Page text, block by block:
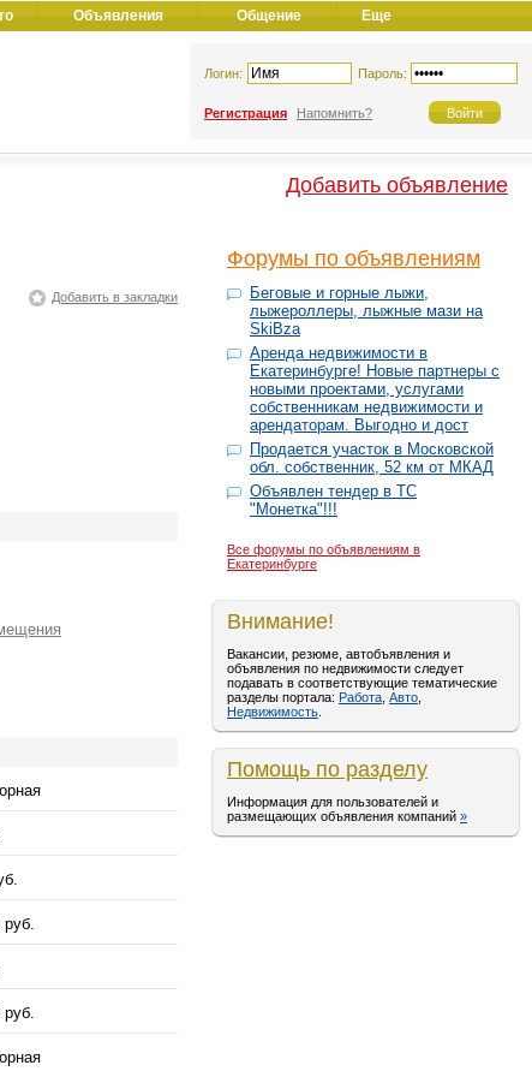
Объявления Общение Еще
Логин: Пароль:
Регистрация Напомнить?
Добавить объявление
Добавить в закладки
руб.
руб.
Форумы по объявлениям
Беговые и горные лыжи,
лыжероллеры, лыжные мази на
SkiBza
Аренда недвижимости в
Екатеринбурге! Новые партнеры с
новыми проектами, услугами
собственникам недвижимости и
арендаторам. Выгодно и дост
Продается участок в Московской
обл. собственник, 52 км от МКАД
Объявлен тендер в ТС
"Монетка"!!!
Все форумы по объявлениям в
Екатеринбурге
Внимание!
Вакансии, резюме, автобъявления и
объявления по недвижимости следует
подавать в соответствующие тематические
разделы портала: Работа Авто
Недвижимость
Помощь по разделу
Информация для пользователей и
размещающих объявления компаний »